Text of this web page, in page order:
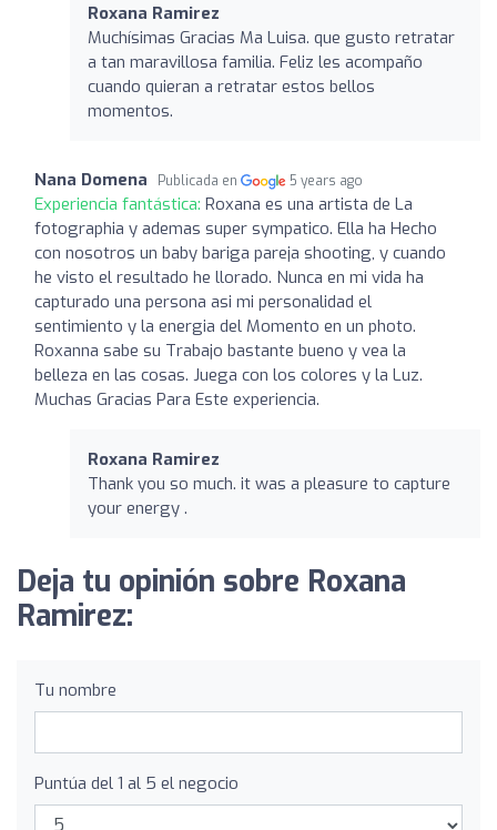
Roxana Ramirez
Muchísimas Gracias Ma Luisa. que gusto retratar
a tan maravillosa familia. Feliz les acompaño
cuando quieran a retratar estos bellos
momentos.
Nana Domena Publicada en 5 years ago
Experiencia fantástica: Roxana es una artista de La
fotographia y ademas super sympatico. Ella ha Hecho
con nosotros un baby bariga pareja shooting, y cuando
he visto el resultado he llorado. Nunca en mi vida ha
capturado una persona asi mi personalidad el
sentimiento y la energia del Momento en un photo.
Roxanna sabe su Trabajo bastante bueno y vea la
belleza en las cosas. Juega con los colores y la Luz.
Muchas Gracias Para Este experiencia.
Roxana Ramirez
Thank you so much. it was a pleasure to capture
your energy .
Deja tu opinión sobre Roxana
Ramirez:
Tu nombre
Puntúa del 1 al 5 el negocio